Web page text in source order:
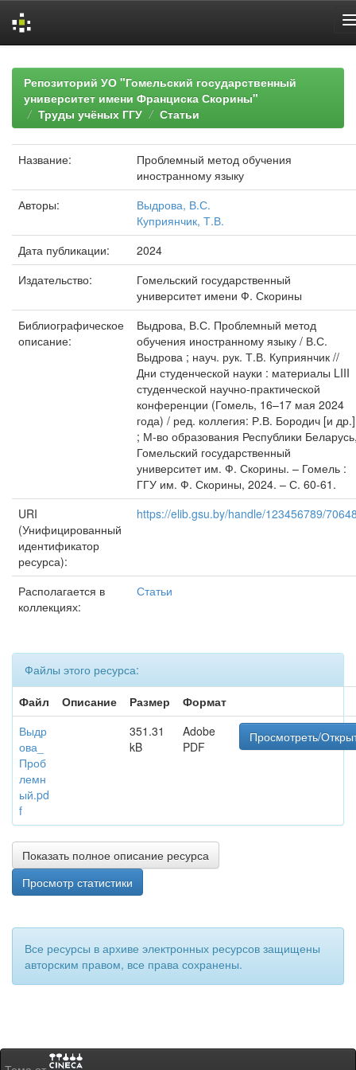
navigationРепозиторий УО "Гомельский государственный
университет имени Франциска Скорины"
Труды учёных ГГУ
Статьи
Название:
Проблемный метод обучения
иностранному языку
Авторы:
Выдрова, В.С.
Куприянчик, Т.В.
Дата публикации:
2024
Издательство:
Гомельский государственный
университет имени Ф. Скорины
Библиографическое
описание:
Выдрова, В.С. Проблемный метод
обучения иностранному языку / В.С.
Выдрова ; науч. рук. Т.В. Куприянчик //
Дни студенческой науки : материалы LIII
студенческой научно-практической
конференции (Гомель, 16–17 мая 2024
года) / ред. коллегия: Р.В. Бородич [и др.]
; М-во образования Республики
Гомельский государственный
университет им. Ф. Скорины. – Гомель :
ГГУ им. Ф. Скорины, 2024. – С. 60-61.
URI
(Унифицированный
идентификатор
ресурса):
https://elib.gsu.by/handle/123456789/
Располагается в
коллекциях:
Статьи
Файлы этого ресурса:
Файл
Описание Размер
Формат
Выдр
ова_
Проб
лемн
ый.pd
f
351.31
kB
Adobe
PDF
Просмотреть/
Показать полное описание ресурса
Просмотр статистики
Все ресурсы в архиве электронных ресурсов защищены
авторским правом, все права сохранены.